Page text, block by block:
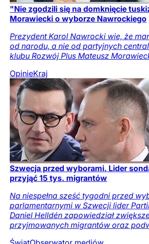
"Nie zgodzili się na domknięcie
Morawiecki o wyborze Nawrockiego
Prezydent Karol Nawrocki wie, że
od narodu, a nie od partyjnych
klubu Rozwój Plus Mateusz
OpinieKraj
Szwecja przed wyborami. Lider
przyjąć 15 tys. migrantów
Na niespełna sześć tygodni przed
parlamentarnymi w Szwecji lider
Daniel Helldén zapowiedział
przyjmowanych migrantów oraz